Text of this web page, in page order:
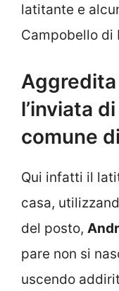
latitante e
Campobello di
l’inviata
comune
Qui infatti il
casa,
del posto,
pare non si
uscendo